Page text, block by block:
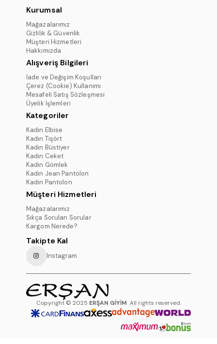
Kurumsal
Mağazalarımız
Gizlilik & Güvenlik
Müşteri Hizmetleri
Hakkımızda
Alışveriş Bilgileri
İade ve Değişim Koşulları
Çerez (Cookie) Kullanımı
Mesafeli Satış Sözleşmesi
Üyelik İşlemleri
Kategoriler
Kadın Elbise
Kadın Tişört
Kadın Büstiyer
Kadın Ceket
Kadın Gömlek
Kadın Jean Pantolon
Kadın Pantolon
Müşteri Hizmetleri
Mağazalarımız
Sıkça Sorulan Sorular
Kargom Nerede?
Takipte Kal
Instagram
Copyright © 2025 ERŞAN GİYİM All rights reserved.